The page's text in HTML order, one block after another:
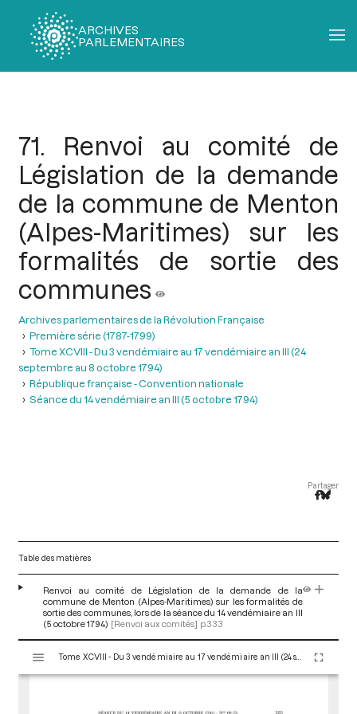
ARCHIVES
PARLEMENTAIRES
71. Renvoi au comité de
Législation de la demande
de la commune de Menton
(Alpes-Maritimes) sur les
formalités de sortie des
communes
Archives parlementaires de la Révolution Française
Première série (1787-1799)
Tome XCVIII - Du 3 vendémiaire au 17 vendémiaire an III (24
septembre au 8 octobre 1794)
République française - Convention nationale
Séance du 14 vendémiaire an III (5 octobre 1794)
Partager
Table des matières
Renvoi au comité de Législation de la demande de la
commune de Menton (Alpes-Maritimes) sur les formalités de
sortie des communes, lors de la séance du 14 vendémiaire an III
(5 octobre 1794) [Renvoi aux comités] p.333
s